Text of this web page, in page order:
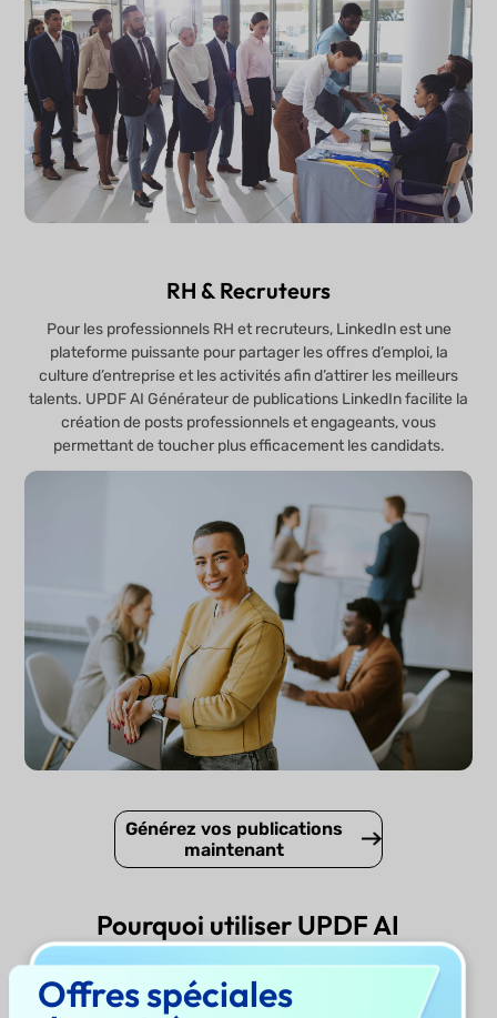
RH & Recruteurs
Pour les professionnels RH et recruteurs, LinkedIn est une
plateforme puissante pour partager les offres d’emploi, la
culture d’entreprise et les activités afin d’attirer les meilleurs
talents. UPDF AI Générateur de publications LinkedIn facilite la
création de posts professionnels et engageants, vous
permettant de toucher plus efficacement les candidats.
Générez vos publications
maintenant
Pourquoi utiliser UPDF AI
Générateur de publications
LinkedIn ?
Offres spéciales